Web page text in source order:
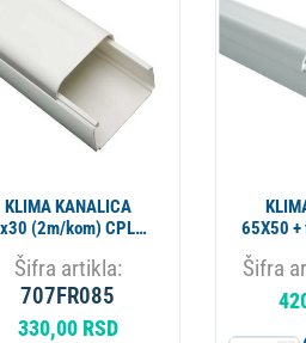
KLIMA KANALICA
(2m/kom) CPLUS
9810-001-08
Šifra artikla:
707FR085
330,00 RSD
65X50 +
08
Šifra